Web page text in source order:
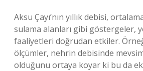
Aksu Çayı’nın yıllık debisi,
sulama alanları gibi göstergeler,
faaliyetleri doğrudan etkiler.
ölçümler, nehrin debisinde
olduğunu ortaya koyar ki bu da